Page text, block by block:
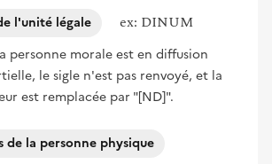
l'unité légale ex: DINUM
personne morale est en diffusion
le sigle n'est pas renvoyé, et la
est remplacée par "[ND]".
la personne physique